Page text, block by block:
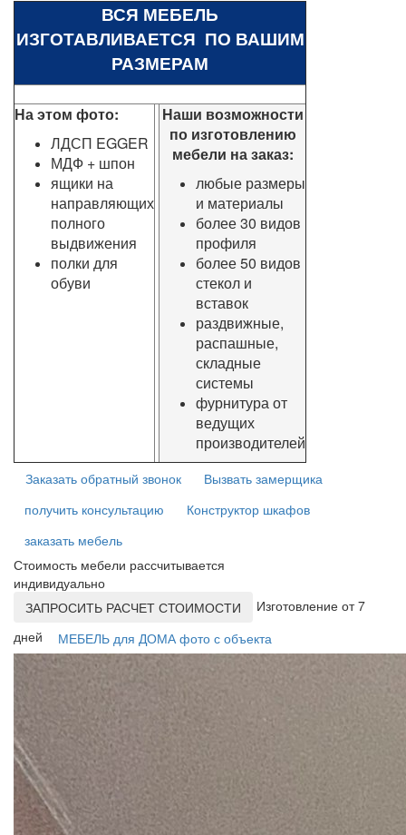
ВСЯ МЕБЕЛЬ
ИЗГОТАВЛИВАЕТСЯ ПО ВАШИМ
РАЗМЕРАМ
На этом фото:
ЛДСП EGGER
МДФ + шпон
ящики на
направляющих
полного
выдвижения
полки для
обуви
Наши возможности
по изготовлению
мебели на заказ:
любые размеры
и материалы
более 30 видов
профиля
более 50 видов
стекол и
вставок
раздвижные,
распашные,
складные
системы
фурнитура от
ведущих
производителей
Заказать обратный звонок
Вызвать замерщика
получить консультацию
Конструктор шкафов
заказать мебель
Стоимость мебели рассчитывается
индивидуально
ЗАПРОСИТЬ РАСЧЕТ СТОИМОСТИ
Изготовление от 7
дней
МЕБЕЛЬ для ДОМА фото с объекта